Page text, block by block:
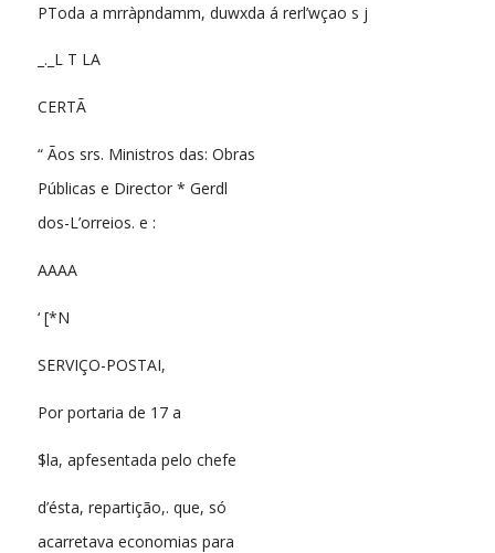
PToda a mrràpndamm, duwxda á rerl’wçao s j
_._L T LA
CERTÃ
“ Ãos srs. Ministros das: Obras
Públicas e Director * Gerdl
dos-L’orreios. e :
AAAA
‘ [*N
SERVIÇO-POSTAI,
Por portaria de 17 a
$la, apfesentada pelo chefe
d’ésta, repartição,. que, só
acarretava economias para